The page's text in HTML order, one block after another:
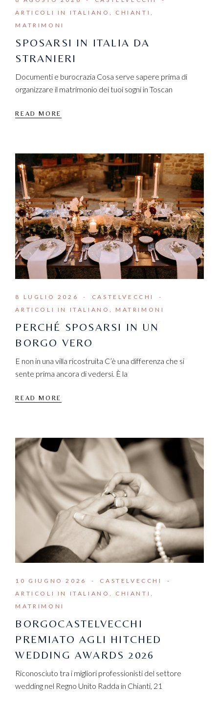
ARTICOLI IN ITALIANO
CHIANTI
MATRIMONI
SPOSARSI IN ITALIA DA
STRANIERI
Documenti e burocrazia Cosa serve sapere prima di
organizzare il matrimonio dei tuoi sogni in Toscan
READ MORE
8 LUGLIO 2026
CASTELVECCHI
ARTICOLI IN ITALIANO
MATRIMONI
PERCHÉ SPOSARSI IN UN
BORGO VERO
E non in una villa ricostruita C’è una differenza che si
sente prima ancora di vedersi. È la
READ MORE
10 GIUGNO 2026
CASTELVECCHI
ARTICOLI IN ITALIANO
CHIANTI
MATRIMONI
BORGOCASTELVECCHI
PREMIATO AGLI HITCHED
WEDDING AWARDS 2026
Riconosciuto tra i migliori professionisti del settore
wedding nel Regno Unito Radda in Chianti, 21